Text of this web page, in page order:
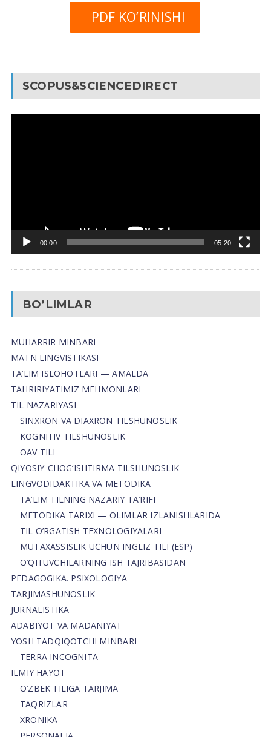
PDF KO’RINISHI
SCOPUS&SCIENCEDIRECT
00:00 05:20
BO’LIMLAR
MUHARRIR MINBARI
MATN LINGVISTIKASI
TA’LIM ISLOHOTLARI — AMALDA
TAHRIRIYATIMIZ MEHMONLARI
TIL NAZARIYASI
SINXRON VA DIAXRON TILSHUNOSLIK
KOGNITIV TILSHUNOSLIK
OAV TILI
QIYOSIY-CHOG‘ISHTIRMA TILSHUNOSLIK
LINGVODIDAKTIKA VA METODIKA
TA’LIM TILNING NAZARIY TA’RIFI
METODIKA TARIXI — OLIMLAR IZLANISHLARIDA
TIL O’RGATISH TEXNOLOGIYALARI
MUTAXASSISLIK UCHUN INGLIZ TILI (ESP)
O’QITUVCHILARNING ISH TAJRIBASIDAN
PEDAGOGIKA. PSIXOLOGIYA
TARJIMASHUNOSLIK
JURNALISTIKA
ADABIYOT VA MADANIYAT
YOSH TADQIQOTCHI MINBARI
TERRA INCOGNITA
ILMIY HAYOT
O’ZBEK TILIGA TARJIMA
TAQRIZLAR
XRONIKA